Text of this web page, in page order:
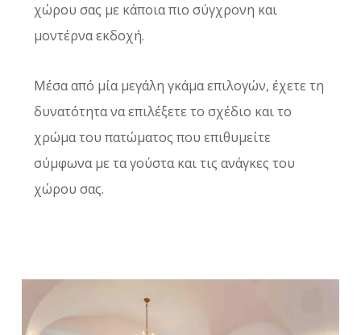
χώρου σας με κάποια πιο σύγχρονη και
μοντέρνα εκδοχή.
Μέσα από μία μεγάλη γκάμα επιλογών, έχετε τη
δυνατότητα να επιλέξετε το σχέδιο και το
χρώμα του πατώματος που επιθυμείτε
σύμφωνα με τα γούστα και τις ανάγκες του
χώρου σας.